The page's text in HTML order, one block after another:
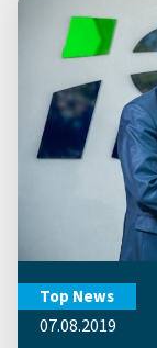
Top News
07.08.2019